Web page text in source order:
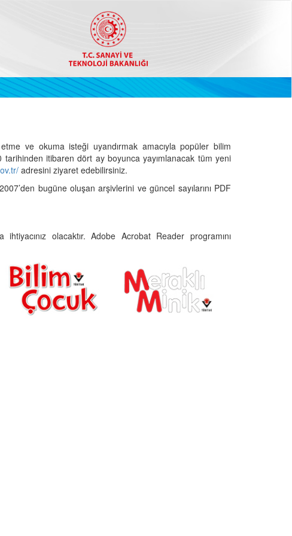
ve okuma isteği uyandırmak amacıyla popüler bilim
tarihinden itibaren dört ay boyunca yayımlanacak tüm yeni
adresini ziyaret edebilirsiniz.
bugüne oluşan arşivlerini ve güncel sayılarını PDF
olacaktır. Adobe Acrobat Reader programını